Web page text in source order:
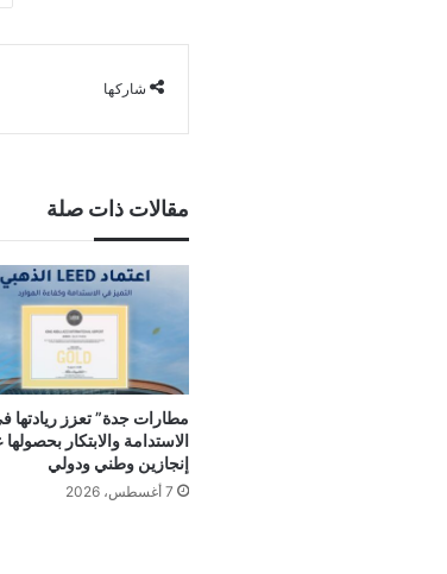
شاركها
مقالات ذات صلة
مطارات جدة” تعزز ريادتها
الاستدامة والابتكار
إنجازين وطني ودولي
7 أغسطس، 2026